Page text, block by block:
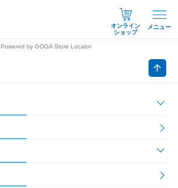
オンライン
ショップ
メニュー
Powered by GOGA Store Locator